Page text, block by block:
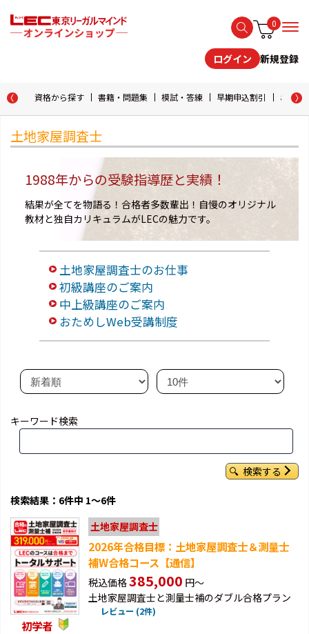
0
ログイン 新規登録
資格から探す 書籍・問題集 模試・答練 早期申込割引 おため
土地家屋調査士
1988年からの受験指導歴と実績！
結果が全てを物語る！合格者多数輩出！自慢のオリジナル
教材と独自カリキュラムがLECの魅力です。
土地家屋調査士のお仕事
初級講座のご案内
中上級講座のご案内
おためしWeb受講制度
キーワード検索
検索する
検索結果：6件中 1～6件
初学者
土地家屋調査士
2026年合格目標：土地家屋調査士＆測量士
補W合格コース【通信】
税込価格385,000 円～
土地家屋調査士と測量士補のダブル合格プラン
レビュー (2件)